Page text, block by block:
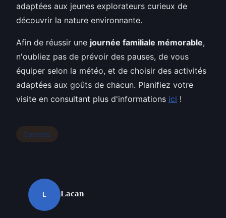
adaptées aux jeunes explorateurs curieux de
découvrir la nature environnante.
Afin de réussir une journée familiale mémorable,
n'oubliez pas de prévoir des pauses, de vous
équiper selon la météo, et de choisir des activités
adaptées aux goûts de chacun. Planifiez votre
visite en consultant plus d'informations ici !
Conseils
L Lacan